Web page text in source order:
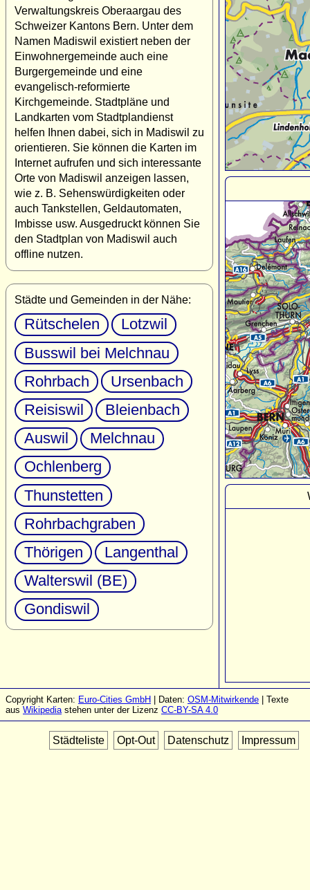
Verwaltungskreis Oberaargau des
Schweizer Kantons Bern. Unter dem
Namen Madiswil existiert neben der
Einwohnergemeinde auch eine
Burgergemeinde und eine
evangelisch-reformierte
Kirchgemeinde. Stadtpläne und
Landkarten vom Stadtplandienst
helfen Ihnen dabei, sich in Madiswil zu
orientieren. Sie können die Karten im
Internet aufrufen und sich interessante
Orte von Madiswil anzeigen lassen,
wie z. B. Sehenswürdigkeiten oder
auch Tankstellen, Geldautomaten,
Imbisse usw. Ausgedruckt können Sie
den Stadtplan von Madiswil auch
offline nutzen.
Städte und Gemeinden in der Nähe:
Rütschelen
Lotzwil
Busswil bei Melchnau
Rohrbach
Ursenbach
Reisiswil
Bleienbach
Auswil
Melchnau
Ochlenberg
Thunstetten
Rohrbachgraben
Thörigen
Langenthal
Walterswil (BE)
Gondiswil
Copyright Karten: Euro-Cities GmbH | Daten: OSM-Mitwirkende | Texte
aus Wikipediastehen unter der Lizenz CC-BY-SA 4.0
Städteliste Opt-Out Datenschutz Impressum